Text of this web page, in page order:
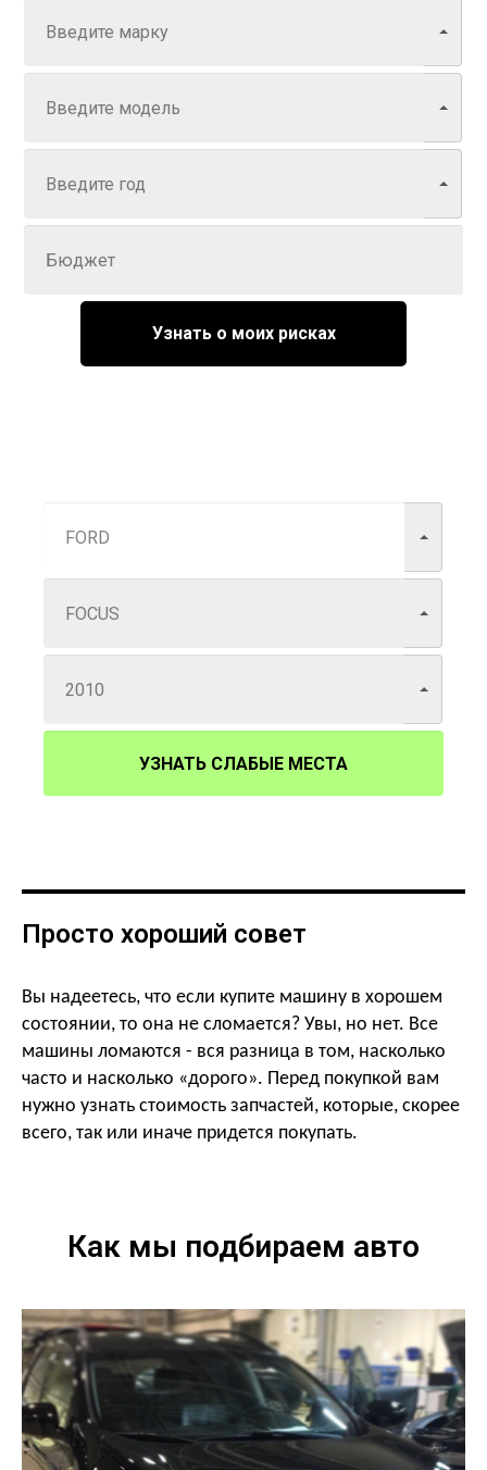
Узнать о моих рисках
УЗНАТЬ СЛАБЫЕ МЕСТА
Просто хороший совет
Вы надеетесь, что если купите машину в хорошем
состоянии, то она не сломается? Увы, но нет. Все
машины ломаются - вся разница в том, насколько
часто и насколько «дорого». Перед покупкой вам
нужно узнать стоимость запчастей, которые, скорее
всего, так или иначе придется покупать.
Как мы подбираем авто